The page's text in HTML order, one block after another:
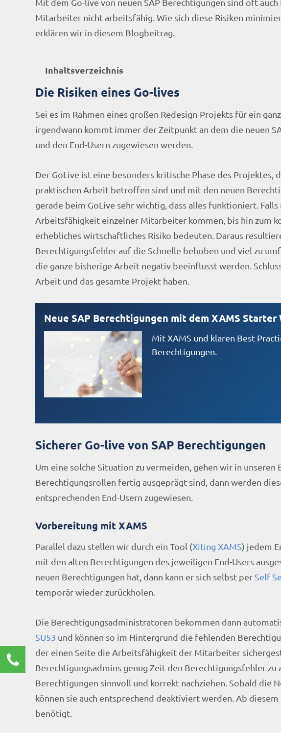
Mit dem Go-live von neuen SAP Berechtigungen sind oft
Mitarbeiter nicht arbeitsfähig. Wie sich diese Risiken
erklären wir in diesem Blogbeitrag.
Inhaltsverzeichnis
Die Risiken eines Go-lives
Sei es im Rahmen eines großen Redesign-Projekts für ein
irgendwann kommt immer der Zeitpunkt an dem die neuen
und den End-Usern zugewiesen werden.
Der GoLive ist eine besonders kritische Phase des
praktischen Arbeit betroffen sind und mit den neuen
gerade beim GoLive sehr wichtig, dass alles funktioniert. Falls
Arbeitsfähigkeit einzelner Mitarbeiter kommen, bis hin zum
erhebliches wirtschaftliches Risiko bedeuten. Daraus
Berechtigungsfehler auf die Schnelle behoben und viel zu
die ganze bisherige Arbeit negativ beeinflusst werden.
Arbeit und das gesamte Projekt haben.
Neue SAP Berechtigungen mit dem XAMS Starter
Mit XAMS und klaren Best
Berechtigungen.
Sicherer Go-live von SAP Berechtigungen
Um eine solche Situation zu vermeiden, gehen wir in
Berechtigungsrollen fertig ausgeprägt sind, dann werden
entsprechenden End-Usern zugewiesen.
Vorbereitung mit XAMS
Parallel dazu stellen wir durch ein Tool (Xiting XAMS) jedem
mit den alten Berechtigungen des jeweiligen End-Users
neuen Berechtigungen hat, dann kann er sich selbst per Self
temporär wieder zurückholen.
Die Berechtigungsadministratoren bekommen dann
SU53 und können so im Hintergrund die fehlenden
der einen Seite die Arbeitsfähigkeit der Mitarbeiter
Berechtigungsadmins genug Zeit den Berechtigungsfehler zu
Berechtigungen sinnvoll und korrekt nachziehen. Sobald die
können sie auch entsprechend deaktiviert werden. Ab
benötigt.
Kontaktieren Sie uns!
Renate Burg
Kundenservice
renate.burg@rz10.de